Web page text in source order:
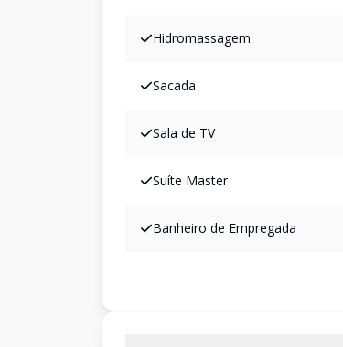
Hidromassagem
Sacada
Sala de TV
Suíte Master
Banheiro de Empregada